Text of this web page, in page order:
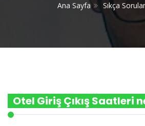
Ana Sayfa Sıkça
Otel Giriş Çıkış Saatleri